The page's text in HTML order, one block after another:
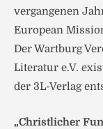
vergangenen
European
Der Wartburg
Literatur e.V.
der 3L-Verlag
„Christlicher